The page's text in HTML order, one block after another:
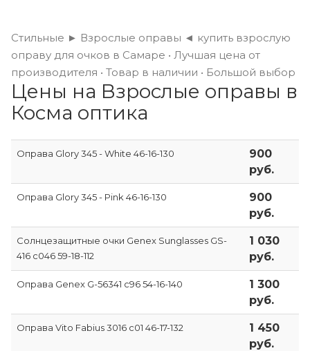
Стильные ► Взрослые оправы ◄ купить взрослую
оправу для очков в Самаре • Лучшая цена от
производителя • Товар в наличии • Большой выбор
Цены на Взрослые оправы в
Косма оптика
Оправа Glory 345 - White 46-16-130
900
руб.
Оправа Glory 345 - Pink 46-16-130
900
руб.
Солнцезащитные очки Genex Sunglasses GS-
416 с046 59-18-112
1 030
руб.
Оправа Genex G-56341 c96 54-16-140
1 300
руб.
Оправа Vito Fabius 3016 c01 46-17-132
1 450
руб.